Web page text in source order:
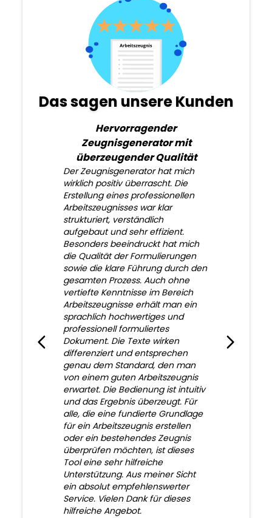
Das sagen unsere Kunden
Hervorragender
Zeugnisgenerator mit
überzeugender Qualität
Der Zeugnisgenerator hat mich
wirklich positiv überrascht. Die
Erstellung eines professionellen
Arbeitszeugnisses war klar
strukturiert, verständlich
aufgebaut und sehr effizient.
Besonders beeindruckt hat mich
die Qualität der Formulierungen
sowie die klare Führung durch den
gesamten Prozess. Auch ohne
vertiefte Kenntnisse im Bereich
Arbeitszeugnisse erhält man ein
sprachlich hochwertiges und
professionell formuliertes
Dokument. Die Texte wirken
differenziert und entsprechen
genau dem Standard, den man
von einem guten Arbeitszeugnis
erwartet. Die Bedienung ist intuitiv
und das Ergebnis überzeugt. Für
alle, die eine fundierte Grundlage
für ein Arbeitszeugnis erstellen
oder ein bestehendes Zeugnis
überprüfen möchten, ist dieses
Tool eine sehr hilfreiche
Unterstützung. Aus meiner Sicht
ein absolut empfehlenswerter
Service. Vielen Dank für dieses
hilfreiche Angebot.